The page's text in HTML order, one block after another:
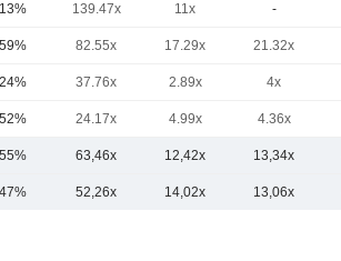
139.47x 11x -
82.55x 17.29x 21.32x
37.76x 2.89x 4x
24.17x 4.99x 4.36x
63,46x 12,42x 13,34x
52,26x 14,02x 13,06x